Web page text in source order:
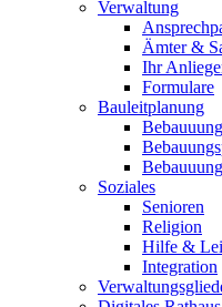
Verwaltung
Ämter &
Ihr
Formulare
Bauleitplanung
Soziales
Senioren
Religion
Hilfe &
Integration